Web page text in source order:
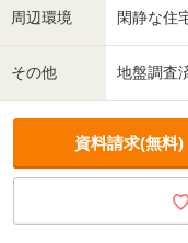
周辺環境 閑静な住
その他 地盤調査
資料請求(無料)